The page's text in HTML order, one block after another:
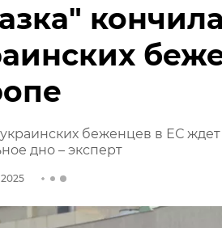
беженцев в ЕС
дно – эксперт